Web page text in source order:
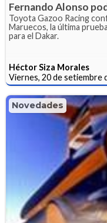
Fernando Alonso
Toyota Gazoo Racing
Maruecos, la última
para el Dakar.
Héctor Siza Morales
Viernes, 20 de setiembre
Novedades